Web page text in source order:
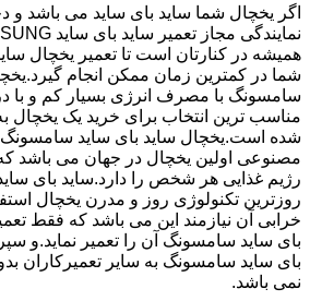
اگر یخچال شما ساید بای ساید می باشد
شما در کمترین زمان ممکن انجام
مناسب ترین انتخاب برای خرید یک یخچال به
شده است.یخچال ساید بای ساید سامسونگ
مصنوعی اولین یخچال در جهان می باشد که
رژیم غذایی هر شخص را دارد.ساید بای
روزترین تکنولوژی روز و مدرن یخچال
خرابی آن نیازمند این می باشد که فقط
بای ساید سامسونگ آن را تعمیر نماید.و
بای ساید سامسونگ به سایر تعمیرکاران
نمی باشد.